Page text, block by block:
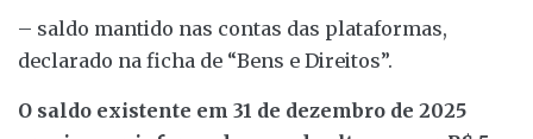
– saldo mantido nas contas das plataformas,
declarado na ficha de “Bens e Direitos”.
O saldo existente em 31 de dezembro de 2025